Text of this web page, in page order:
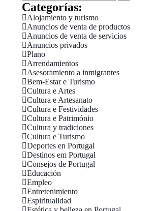
Categorías:
Alojamiento y turismo
Anuncios de venta de productos
Anuncios de venta de servicios
Anuncios privados
Plano
Arrendamientos
Asesoramiento a inmigrantes
Bem-Estar e Turismo
Cultura e Artes
Cultura e Artesanato
Cultura e Festividades
Cultura e Património
Cultura y tradiciones
Cultura e Turismo
Deportes en Portugal
Destinos em Portugal
Consejos de Portugal
Educación
Empleo
Entretenimiento
Espiritualidad